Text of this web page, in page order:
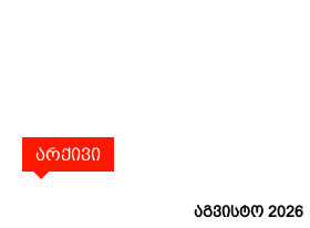
არქივი
აგვისტო 2026